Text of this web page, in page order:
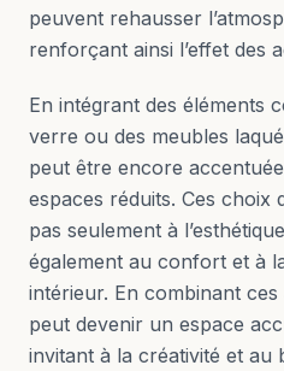
peuvent rehausser
renforçant ainsi l’effet des
En intégrant des éléments
verre ou des meubles
peut être encore
espaces réduits. Ces choix
pas seulement à
également au confort et à
intérieur. En combinant
peut devenir un espace
invitant à la créativité et au